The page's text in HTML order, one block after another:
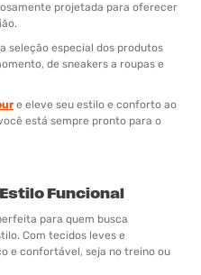
projetada para oferecer
seleção especial dos produtos
de sneakers a roupas e
e eleve seu estilo e conforto ao
está sempre pronto para o
Funcional
para quem busca
Com tecidos leves e
e confortável, seja no treino ou